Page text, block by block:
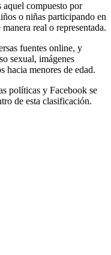
aquel compuesto por
o niñas participando en
real o representada.
fuentes online, y
sexual, imágenes
hacia menores de edad.
políticas y Facebook se
de esta clasificación.